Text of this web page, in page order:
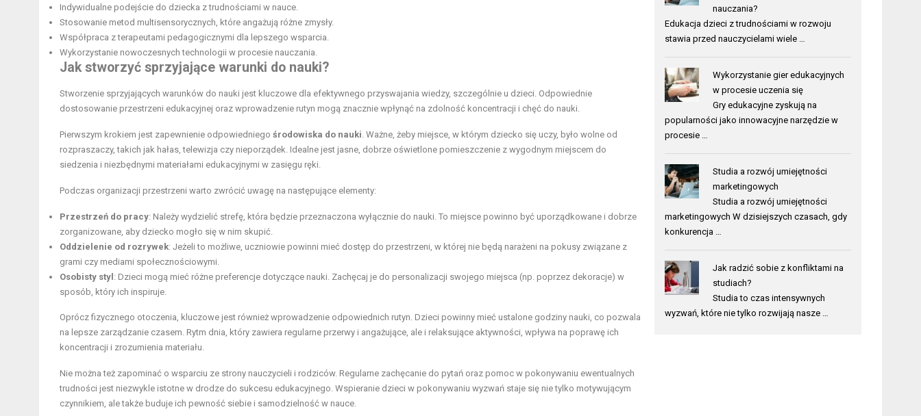
Indywidualne podejście do dziecka z trudnościami w nauce.
Stosowanie metod multisensorycznych, które angażują różne zmysły.
Współpraca z terapeutami pedagogicznymi dla lepszego wsparcia.
Wykorzystanie nowoczesnych technologii w procesie nauczania.
Jak stworzyć sprzyjające warunki do nauki?
Stworzenie sprzyjających warunków do nauki jest kluczowe dla efektywnego przyswajania wiedzy, szczególnie u dzieci. Odpowiednie
dostosowanie przestrzeni edukacyjnej oraz wprowadzenie rutyn mogą znacznie wpłynąć na zdolność koncentracji i chęć do nauki.
Pierwszym krokiem jest zapewnienie odpowiedniego środowiska do nauki . Ważne, żeby miejsce, w którym dziecko się uczy, było wolne od
rozpraszaczy, takich jak hałas, telewizja czy nieporządek. Idealne jest jasne, dobrze oświetlone pomieszczenie z wygodnym miejscem do
siedzenia i niezbędnymi materiałami edukacyjnymi w zasięgu ręki.
Podczas organizacji przestrzeni warto zwrócić uwagę na następujące elementy:
Przestrzeń do pracy: Należy wydzielić strefę, która będzie przeznaczona wyłącznie do nauki. To miejsce powinno być uporządkowane i dobrze
zorganizowane, aby dziecko mogło się w nim skupić.
Oddzielenie od rozrywek: Jeżeli to możliwe, uczniowie powinni mieć dostęp do przestrzeni, w której nie będą narażeni na pokusy związane z
grami czy mediami społecznościowymi.
Osobisty styl: Dzieci mogą mieć różne preferencje dotyczące nauki. Zachęcaj je do personalizacji swojego miejsca (np. poprzez dekoracje) w
sposób, który ich inspiruje.
Oprócz fizycznego otoczenia, kluczowe jest również wprowadzenie odpowiednich rutyn. Dzieci powinny mieć ustalone godziny nauki, co pozwala
na lepsze zarządzanie czasem. Rytm dnia, który zawiera regularne przerwy i angażujące, ale i relaksujące aktywności, wpływa na poprawę ich
koncentracji i zrozumienia materiału.
Nie można też zapominać o wsparciu ze strony nauczycieli i rodziców. Regularne zachęcanie do pytań oraz pomoc w pokonywaniu ewentualnych
trudności jest niezwykle istotne w drodze do sukcesu edukacyjnego. Wspieranie dzieci w pokonywaniu wyzwań staje się nie tylko motywującym
czynnikiem, ale także buduje ich pewność siebie i samodzielność w nauce.
nauczania?
Edukacja dzieci z trudnościami w rozwoju
stawia przed nauczycielami wiele …
Wykorzystanie gier edukacyjnych
w procesie uczenia się
Gry edukacyjne zyskują na
popularności jako innowacyjne narzędzie w
procesie …
Studia a rozwój umiejętności
marketingowych
Studia a rozwój umiejętności
marketingowych W dzisiejszych czasach, gdy
konkurencja …
Jak radzić sobie z konfliktami na
studiach?
Studia to czas intensywnych
wyzwań, które nie tylko rozwijają nasze …